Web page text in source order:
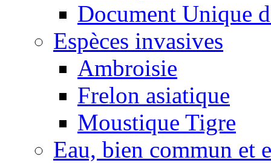
Document Unique
Espèces invasives
Ambroisie
Frelon asiatique
Moustique Tigre
Eau, bien commun et